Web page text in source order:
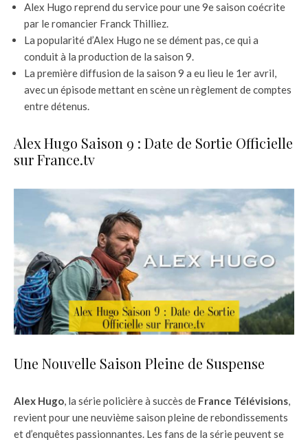
Alex Hugo reprend du service pour une 9e saison coécrite
par le romancier Franck Thilliez.
La popularité d’Alex Hugo ne se dément pas, ce qui a
conduit à la production de la saison 9.
La première diffusion de la saison 9 a eu lieu le 1er avril,
avec un épisode mettant en scène un règlement de comptes
entre détenus.
Alex Hugo Saison 9 : Date de Sortie Officielle
sur France.tv
Une Nouvelle Saison Pleine de Suspense
Alex Hugo, la série policière à succès de France Télévisions,
revient pour une neuvième saison pleine de rebondissements
et d’enquêtes passionnantes. Les fans de la série peuvent se